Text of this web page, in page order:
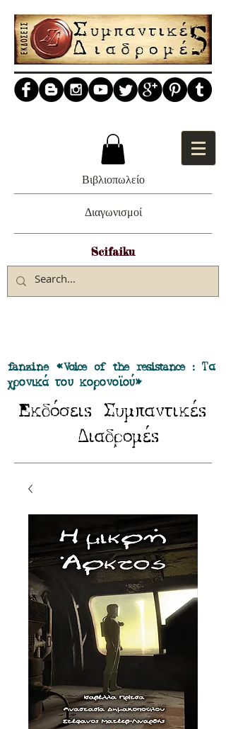
Βιβλιοπωλείο
Διαγωνισμοί
Scifaiku
fanzine «Voice of the resistance : Τα
χρονικά του κορονοϊού»
Eκδόσειs Συμπαντικέs
Διαδρομέs